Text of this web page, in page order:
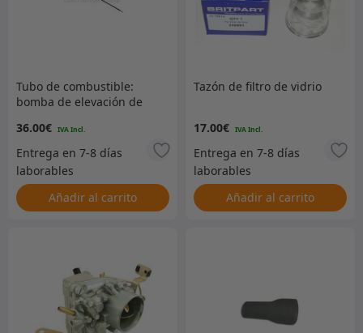
Tubo de combustible:
bomba de elevación de
carburador S3 4cyl
36.00€
Añadir al carrito
Tazón de filtro de vidrio
17.00€
Añadir al carrito